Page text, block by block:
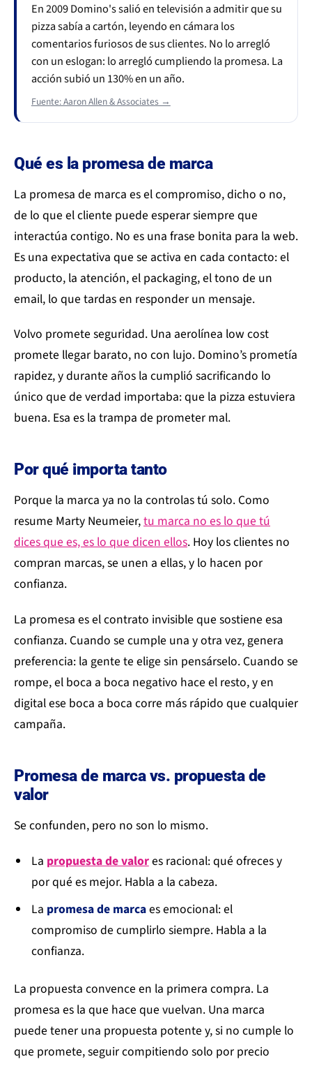
En 2009 Domino's salió en televisión a admitir que su
pizza sabía a cartón, leyendo en cámara los
comentarios furiosos de sus clientes. No lo arregló
con un eslogan: lo arregló cumpliendo la promesa. La
acción subió un 130% en un año.
Fuente: Aaron Allen & Associates →
Qué es la promesa de marca
La promesa de marca es el compromiso, dicho o no,
de lo que el cliente puede esperar siempre que
interactúa contigo. No es una frase bonita para la web.
Es una expectativa que se activa en cada contacto: el
producto, la atención, el packaging, el tono de un
email, lo que tardas en responder un mensaje.
Volvo promete seguridad. Una aerolínea low cost
promete llegar barato, no con lujo. Domino’s prometía
rapidez, y durante años la cumplió sacrificando lo
único que de verdad importaba: que la pizza estuviera
buena. Esa es la trampa de prometer mal.
Por qué importa tanto
Porque la marca ya no la controlas tú solo. Como
resume Marty Neumeier,tu marca no es lo que tú
dices que es, es lo que dicen ellos. Hoy los clientes no
compran marcas, se unen a ellas, y lo hacen por
confianza.
La promesa es el contrato invisible que sostiene esa
confianza. Cuando se cumple una y otra vez, genera
preferencia: la gente te elige sin pensárselo. Cuando se
rompe, el boca a boca negativo hace el resto, y en
digital ese boca a boca corre más rápido que cualquier
campaña.
Promesa de marca vs. propuesta de
valor
Se confunden, pero no son lo mismo.
La propuesta de valores racional: qué ofreces y
por qué es mejor. Habla a la cabeza.
La promesa de marcaes emocional: el
compromiso de cumplirlo siempre. Habla a la
confianza.
La propuesta convence en la primera compra. La
promesa es la que hace que vuelvan. Una marca
puede tener una propuesta potente y, si no cumple lo
que promete, seguir compitiendo solo por precio